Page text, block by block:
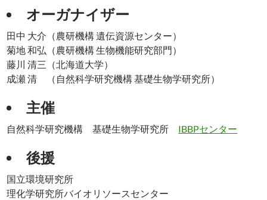
オーガナイザー
田中 大介（農研機構 遺伝資源センター）
菊地 和弘（農研機構 生物機能研究部門）
藤川 清三（北海道大学）
成瀬 清 （自然科学研究機構 基礎生物学研究所）
主催
自然科学研究機構 基礎生物学研究所 IBBPセンター
後援
国立環境研究所
理化学研究所バイオリソースセンター